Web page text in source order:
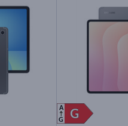
G
G
A
G